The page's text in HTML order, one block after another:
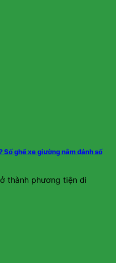
Số ghế xe giường nằm đánh số
thành phương tiện di